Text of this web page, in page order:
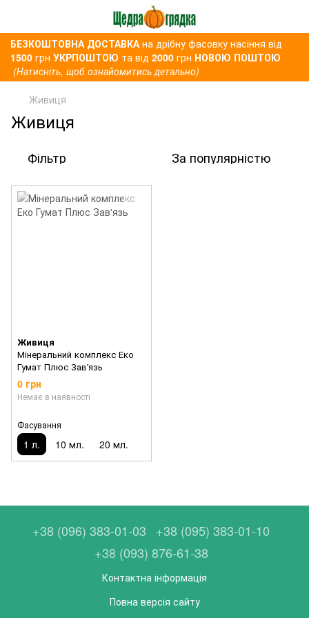
БЕЗКОШТОВНА ДОСТАВКАна дрібну фасовку насіння від
1500 грн УКРПОШТОЮ та від 2000 грн НОВОЮ ПОШТОЮ
(Натисніть, щоб ознайомитись детально)
Живиця
Живиця
Фільтр За популярністю
Живиця
Мінеральний комплекс Еко
Гумат Плюс Зав'язь
0 грн
Немає в наявності
Фасування
1 л. 10 мл. 20 мл.
+38 (096) 383-01-03
+38 (095) 383-01-10
+38 (093) 876-61-38
Контактна інформація
Повна версія сайту